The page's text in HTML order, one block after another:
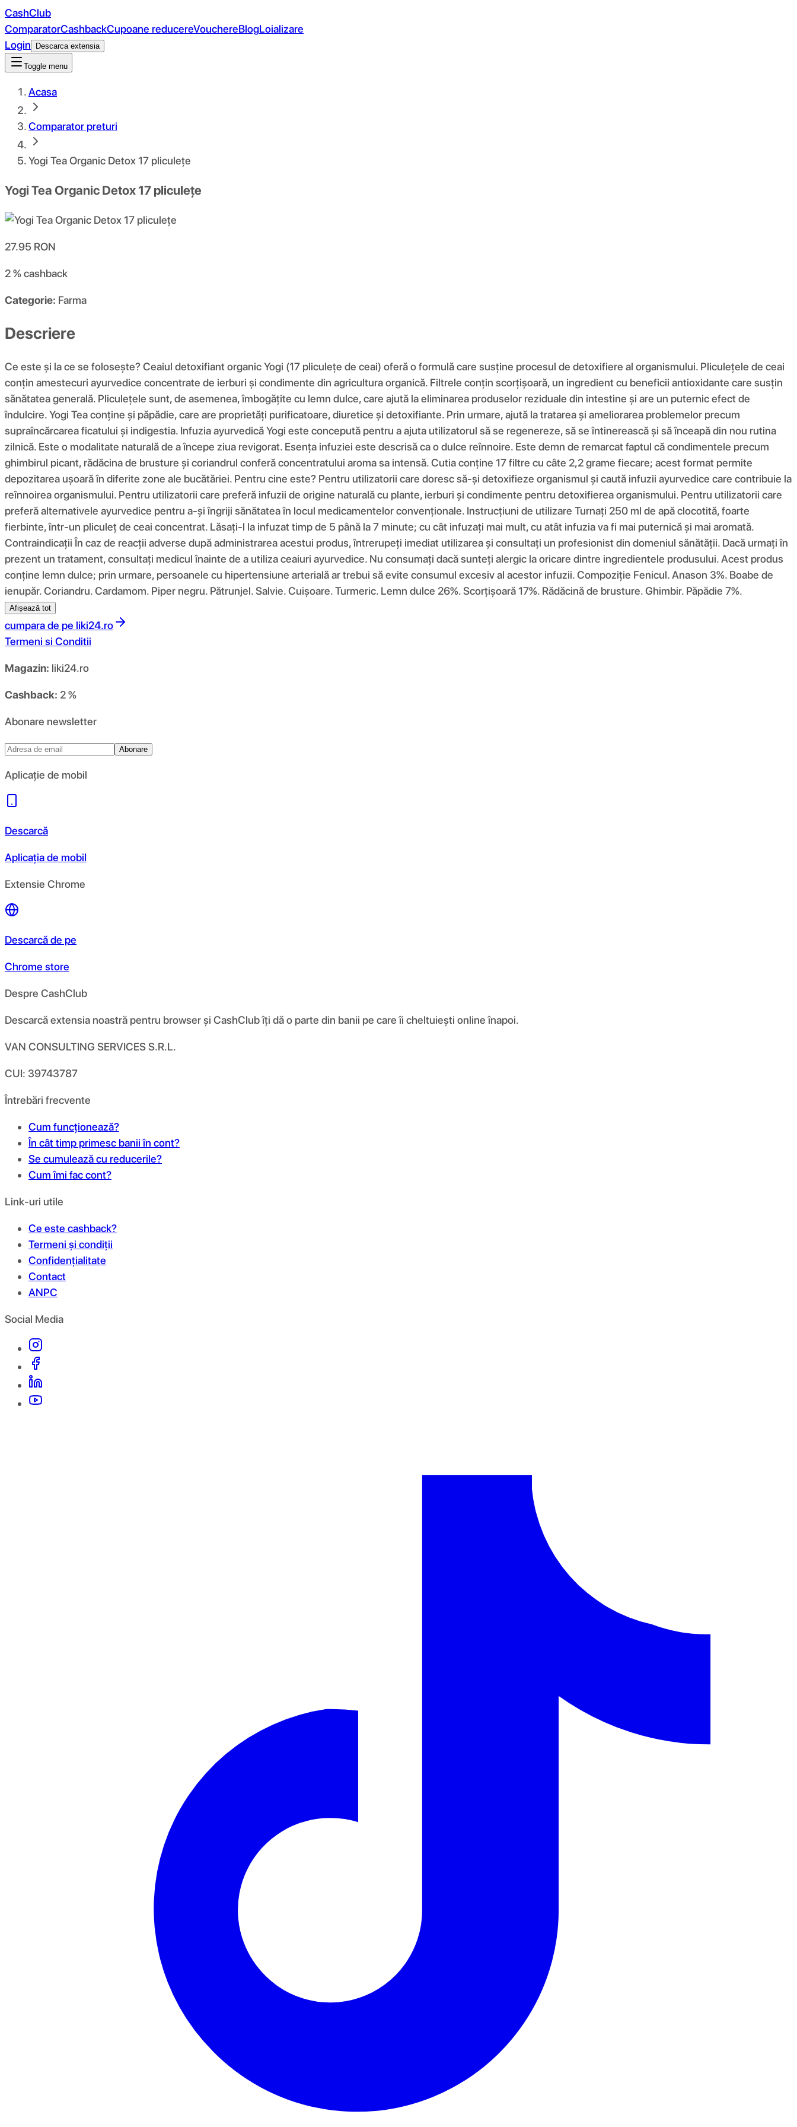
CashClub
ComparatorCashbackCupoane reducereVouchereBlogLoializare
Login
Descarca extensia
Toggle menu
Acasa
Comparator preturi
Yogi Tea Organic Detox 17 pliculețe
Yogi Tea Organic Detox 17 pliculețe
27.95 RON
2 %cashback
Categorie: Farma
Descriere
Ce este și la ce se folosește? Ceaiul detoxifiant organic Yogi (17 pliculețe de ceai) oferă o formulă care susține procesul de detoxifiere al organismului. Pliculețele de ceai
conțin amestecuri ayurvedice concentrate de ierburi și condimente din agricultura organică. Filtrele conțin scorțișoară, un ingredient cu beneficii antioxidante care susțin
sănătatea generală. Pliculețele sunt, de asemenea, îmbogățite cu lemn dulce, care ajută la eliminarea produselor reziduale din intestine și are un puternic efect de
îndulcire. Yogi Tea conține și păpădie, care are proprietăți purificatoare, diuretice și detoxifiante. Prin urmare, ajută la tratarea și ameliorarea problemelor precum
supraîncărcarea ficatului și indigestia. Infuzia ayurvedică Yogi este concepută pentru a ajuta utilizatorul să se regenereze, să se întinerească și să înceapă din nou rutina
zilnică. Este o modalitate naturală de a începe ziua revigorat. Esența infuziei este descrisă ca o dulce reînnoire. Este demn de remarcat faptul că condimentele precum
ghimbirul picant, rădăcina de brusture și coriandrul conferă concentratului aroma sa intensă. Cutia conține 17 filtre cu câte 2,2 grame fiecare; acest format permite
depozitarea ușoară în diferite zone ale bucătăriei. Pentru cine este? Pentru utilizatorii care doresc să-și detoxifieze organismul și caută infuzii ayurvedice care contribuie la
reînnoirea organismului. Pentru utilizatorii care preferă infuzii de origine naturală cu plante, ierburi și condimente pentru detoxifierea organismului. Pentru utilizatorii care
preferă alternativele ayurvedice pentru a-și îngriji sănătatea în locul medicamentelor convenționale. Instrucțiuni de utilizare Turnați 250 ml de apă clocotită, foarte
fierbinte, într-un pliculeț de ceai concentrat. Lăsați-l la infuzat timp de 5 până la 7 minute; cu cât infuzați mai mult, cu atât infuzia va fi mai puternică și mai aromată.
Contraindicații În caz de reacții adverse după administrarea acestui produs, întrerupeți imediat utilizarea și consultați un profesionist din domeniul sănătății. Dacă urmați în
prezent un tratament, consultați medicul înainte de a utiliza ceaiuri ayurvedice. Nu consumați dacă sunteți alergic la oricare dintre ingredientele produsului. Acest produs
conține lemn dulce; prin urmare, persoanele cu hipertensiune arterială ar trebui să evite consumul excesiv al acestor infuzii. Compoziţie Fenicul. Anason 3%. Boabe de
ienupăr. Coriandru. Cardamom. Piper negru. Pătrunjel. Salvie. Cuișoare. Turmeric. Lemn dulce 26%. Scorțișoară 17%. Rădăcină de brusture. Ghimbir. Păpădie 7%.
Afișează tot
cumpara de pe liki24.ro
Termeni si Conditii
Magazin: liki24.ro
Cashback: 2 %
Abonare newsletter
Abonare
Aplicație de mobil
Descarcă
Aplicația de mobil
Extensie Chrome
Descarcă de pe
Chrome store
Despre CashClub
Descarcă extensia noastră pentru browser și CashClub îți dă o parte din banii pe care îi cheltuiești online înapoi.
VAN CONSULTING SERVICES S.R.L.
CUI: 39743787
Întrebări frecvente
Cum funcționează?
În cât timp primesc banii în cont?
Se cumulează cu reducerile?
Cum îmi fac cont?
Link-uri utile
Ce este cashback?
Termeni și condiții
Confidențialitate
Contact
ANPC
Social Media